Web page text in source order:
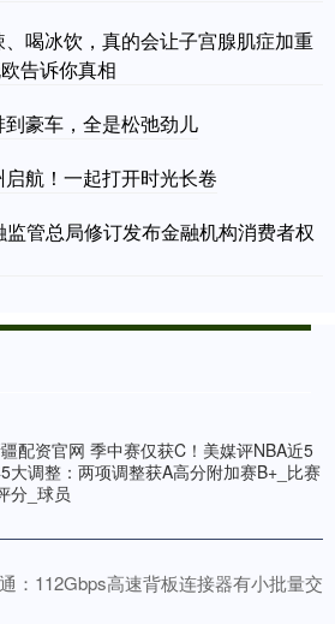
喝冰饮，真的会让子宫腺肌症加重
告诉你真相
豪车，全是松弛劲儿
航！一起打开时光长卷
管总局修订发布金融机构消费者权
配资官网 季中赛仅获C！美媒评NBA近5
大调整：两项调整获A高分附加赛B+_比赛
分_球员
：112Gbps高速背板连接器有小批量交